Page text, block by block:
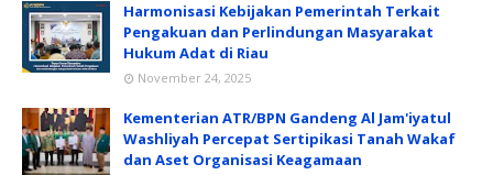
Harmonisasi Kebijakan Pemerintah Terkait
Pengakuan dan Perlindungan Masyarakat
Hukum Adat di Riau
November 24, 2025
Kementerian ATR/BPN Gandeng Al Jam'iyatul
Washliyah Percepat Sertipikasi Tanah Wakaf
dan Aset Organisasi Keagamaan